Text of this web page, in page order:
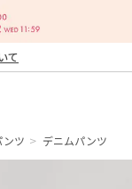
て
ンツ デニムパンツ